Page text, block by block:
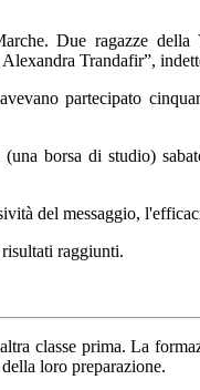
Due ragazze
Trandafir”,
partecipato
borsa di studio)
del messaggio,
raggiunti.
classe prima. La
loro preparazione.